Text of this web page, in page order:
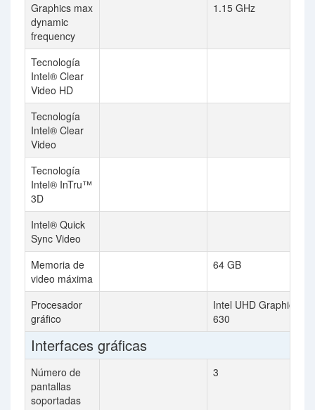
Graphics max
dynamic
frequency
1.15 GHz
Tecnología
Intel® Clear
Video HD
Tecnología
Intel® Clear
Video
Tecnología
Intel® InTru™
3D
Intel® Quick
Sync Video
Memoria de
video máxima
64 GB
Procesador
gráfico
Intel UHD Graphics
630
Interfaces gráficas
Número de
pantallas
soportadas
3